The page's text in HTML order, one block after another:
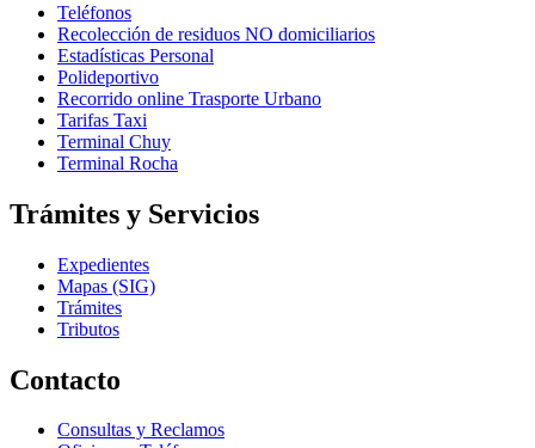
Teléfonos
Recolección de residuos NO domiciliarios
Estadísticas Personal
Polideportivo
Recorrido online Trasporte Urbano
Tarifas Taxi
Terminal Chuy
Terminal Rocha
Trámites y Servicios
Expedientes
Mapas (SIG)
Trámites
Tributos
Contacto
Consultas y Reclamos